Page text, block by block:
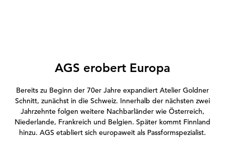
AGS erobert Europa
Bereits zu Beginn der 70er Jahre expandiert Atelier Goldner
Schnitt, zunächst in die Schweiz. Innerhalb der nächsten zwei
Jahrzehnte folgen weitere Nachbarländer wie Österreich,
Niederlande, Frankreich und Belgien. Später kommt Finnland
hinzu. AGS etabliert sich europaweit als Passformspezialist.